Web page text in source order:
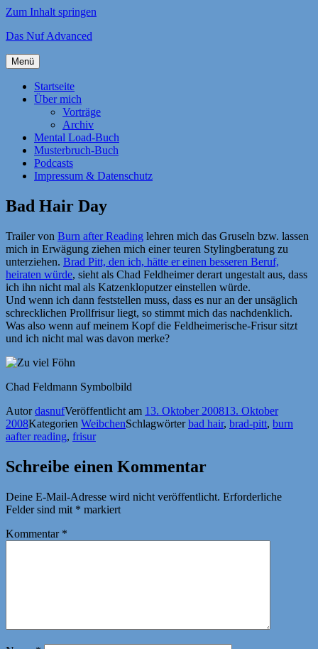
Zum Inhalt springen
Das Nuf Advanced
Menü
Startseite
Über mich
Vorträge
Archiv
Mental Load-Buch
Musterbruch-Buch
Podcasts
Impressum & Datenschutz
Bad Hair Day
Trailer von Burn after Reading lehren mich das Gruseln bzw. lassen
mich in Erwägung ziehen mich einer teuren Stylingberatung zu
unterziehen. Brad Pitt, den ich, hätte er einen besseren Beruf,
heiraten würde, sieht als Chad Feldheimer derart ungestalt aus, dass
ich ihn nicht mal als Katzenkloputzer einstellen würde.
Und wenn ich dann feststellen muss, dass es nur an der unsäglich
schrecklichen Prollfrisur liegt, so stimmt mich das nachdenklich.
Was also wenn auf meinem Kopf die Feldheimerische-Frisur sitzt
und ich nicht mal was davon merke?
Chad Feldmann Symbolbild
AutordasnufVeröffentlicht am 13. Oktober 200813. Oktober
2008Kategorien WeibchenSchlagwörterbad hair, brad-pitt, burn
aafter reading, frisur
Schreibe einen Kommentar
Deine E-Mail-Adresse wird nicht veröffentlicht. Erforderliche
Felder sind mit * markiert
Kommentar *